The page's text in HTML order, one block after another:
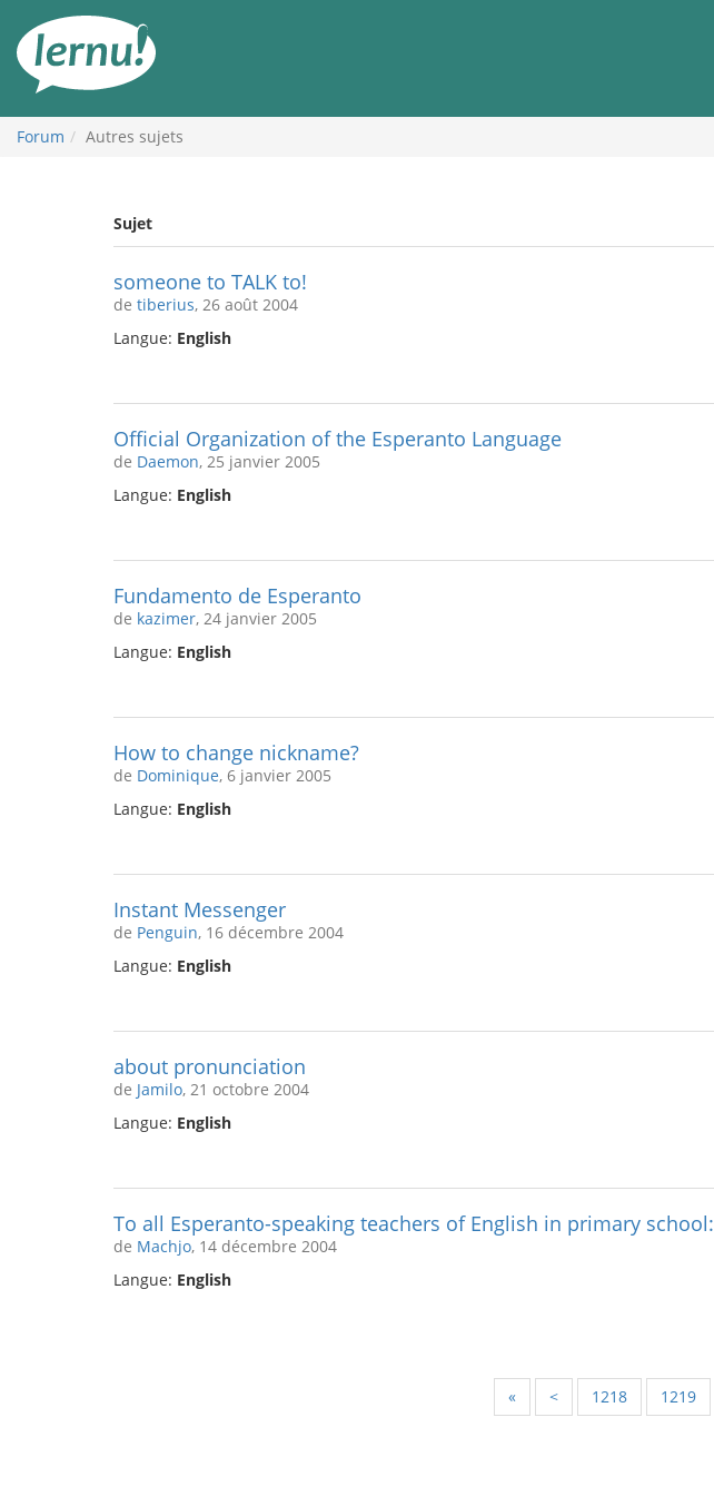
contenu
Forum Autres sujets
Sujet
someone to TALK to!
de tiberius, 26 août 2004
Langue: English
Official Organization of the Esperanto Language
de Daemon, 25 janvier 2005
Langue: English
Fundamento de Esperanto
de kazimer, 24 janvier 2005
Langue: English
How to change nickname?
de Dominique, 6 janvier 2005
Langue: English
Instant Messenger
de Penguin, 16 décembre 2004
Langue: English
about pronunciation
de Jamilo, 21 octobre 2004
Langue: English
To all Esperanto-speaking teachers of English in primary school:
de Machjo, 14 décembre 2004
Langue: English
« < 1218 1219